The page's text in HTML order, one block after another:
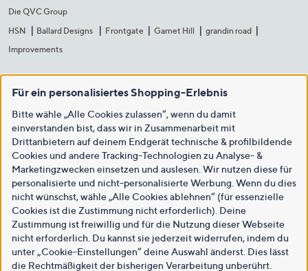
Die QVC Group
HSN
Ballard Designs Frontgate Garnet Hill
grandin road
Improvements
Für ein personalisiertes Shopping-Erlebnis
Bitte wähle „Alle Cookies zulassen“, wenn du damit
einverstanden bist, dass wir in Zusammenarbeit mit
Drittanbietern auf deinem Endgerät technische & profilbildende
Cookies und andere Tracking-Technologien zu Analyse- &
Marketingzwecken einsetzen und auslesen. Wir nutzen diese für
personalisierte und nicht-personalisierte Werbung. Wenn du dies
nicht wünschst, wähle „Alle Cookies ablehnen“ (für essenzielle
Cookies ist die Zustimmung nicht erforderlich). Deine
Zustimmung ist freiwillig und für die Nutzung dieser Webseite
nicht erforderlich. Du kannst sie jederzeit widerrufen, indem du
unter „Cookie-Einstellungen“ deine Auswahl änderst. Dies lässt
die Rechtmäßigkeit der bisherigen Verarbeitung unberührt.